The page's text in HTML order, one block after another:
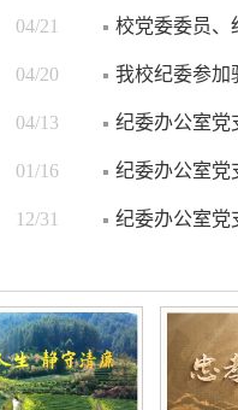
04/21
04/20
04/13
01/16
12/31